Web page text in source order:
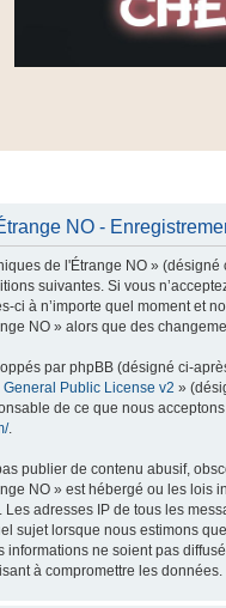
NO -
de l'Étrange NO »
suivantes. Si vous
ci à n’importe quel moment et
NO » alors que des
par phpBB (désigné ci-
General Public License v2 »
de ce que nous
.
publier de contenu abusif,
NO » est hébergé ou les lois
Les adresses IP de tous les
sujet lorsque nous estimons
informations ne soient pas
à compromettre les données.